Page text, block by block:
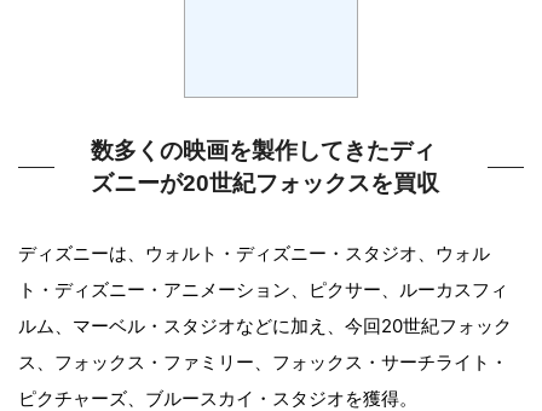
数多くの映画を製作してきたディ
ズニーが20世紀フォックスを買収
ディズニーは、ウォルト・ディズニー・スタジオ、ウォル
ト・ディズニー・アニメーション、ピクサー、ルーカスフィ
ルム、マーベル・スタジオなどに加え、今回20世紀フォック
ス、フォックス・ファミリー、フォックス・サーチライト・
ピクチャーズ、ブルースカイ・スタジオを獲得。